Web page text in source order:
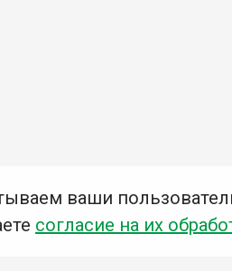
ваши
согласие на их